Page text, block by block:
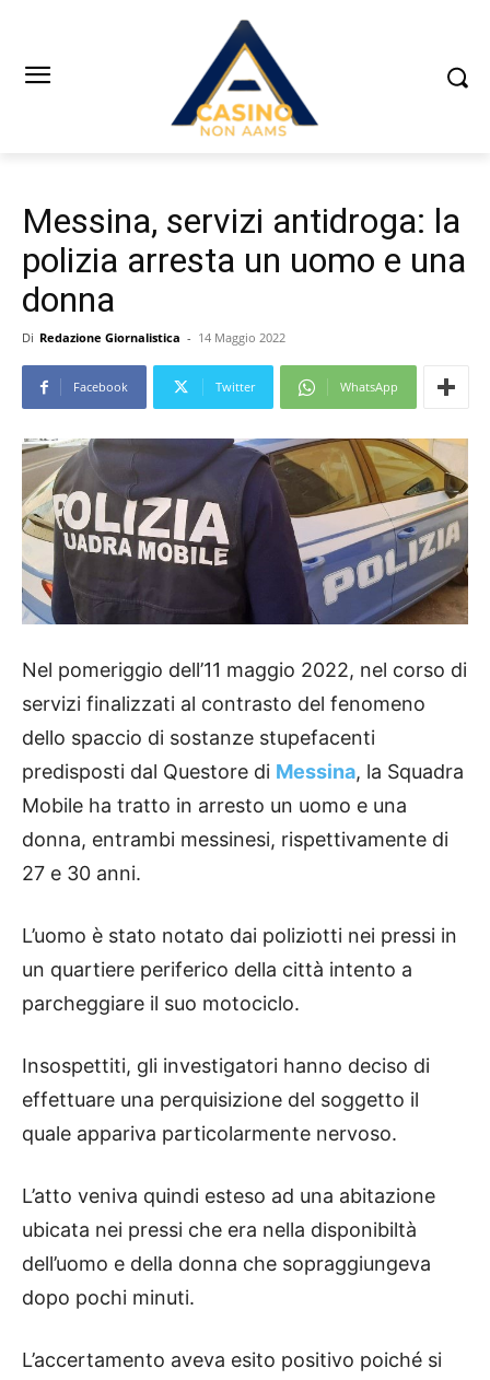
Messina, servizi antidroga: la
polizia arresta un uomo e una
donna
Di Redazione Giornalistica - 14 Maggio 2022
Facebook Twitter WhatsApp
Nel pomeriggio dell’11 maggio 2022, nel corso di
servizi finalizzati al contrasto del fenomeno
dello spaccio di sostanze stupefacenti
predisposti dal Questore di Messina, la Squadra
Mobile ha tratto in arresto un uomo e una
donna, entrambi messinesi, rispettivamente di
27 e 30 anni.
L’uomo è stato notato dai poliziotti nei pressi in
un quartiere periferico della città intento a
parcheggiare il suo motociclo.
Insospettiti, gli investigatori hanno deciso di
effettuare una perquisizione del soggetto il
quale appariva particolarmente nervoso.
L’atto veniva quindi esteso ad una abitazione
ubicata nei pressi che era nella disponibiltà
dell’uomo e della donna che sopraggiungeva
dopo pochi minuti.
L’accertamento aveva esito positivo poiché si